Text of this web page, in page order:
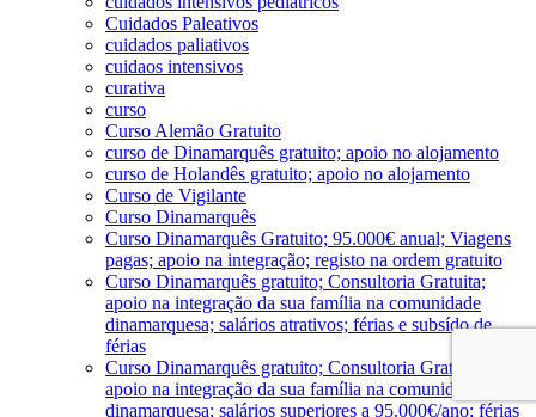
Cuidados Paleativos
cuidados paliativos
cuidaos intensivos
curativa
curso
Curso Alemão Gratuito
curso de Dinamarquês gratuito; apoio no alojamento
curso de Holandês gratuito; apoio no alojamento
Curso de Vigilante
Curso Dinamarquês
Curso Dinamarquês Gratuito; 95.000€ anual; Viagens
pagas; apoio na integração; registo na ordem gratuito
Curso Dinamarquês gratuito; Consultoria Gratuita;
apoio na integração da sua família na comunidade
dinamarquesa; salários atrativos; férias e subsído de
férias
Curso Dinamarquês gratuito; Consultoria Gratuita;
apoio na integração da sua família na comunidade
dinamarquesa; salários superiores a 95.000€/ano; férias